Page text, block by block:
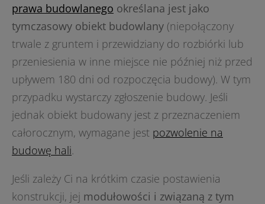
prawa budowlanego określana jest jako
tymczasowy obiekt budowlany (niepołączony
trwale z gruntem i przewidziany do rozbiórki lub
przeniesienia w inne miejsce nie później niż przed
upływem 180 dni od rozpoczęcia budowy). W tym
przypadku wystarczy zgłoszenie budowy. Jeśli
jednak obiekt budowany jest z przeznaczeniem
całorocznym, wymagane jest pozwolenie na
budowę hali.
Jeśli zależy Ci na krótkim czasie postawienia
konstrukcji, jej modułowości i związaną z tym